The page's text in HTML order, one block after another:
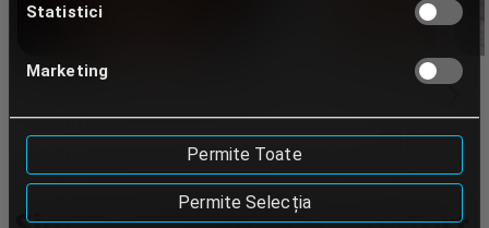
Statistici
Marketing
Permite Toate
Permite Selecția